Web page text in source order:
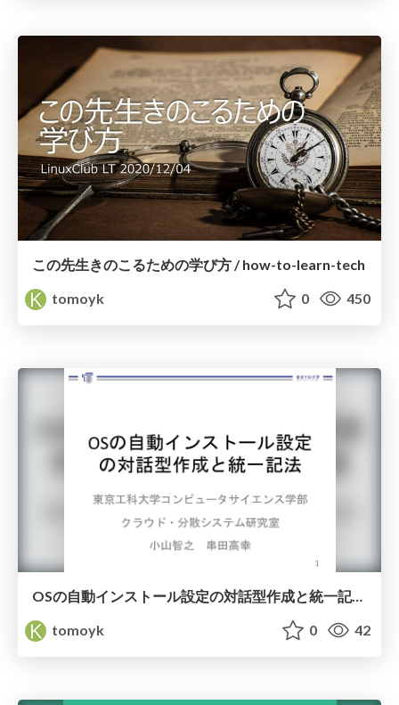
この先生きのこるための学び方 / how-to-learn-tech
tomoyk
0 450
OSの自動インストール設定の対話型作成と統一記法 / DPS-182
tomoyk
0 42